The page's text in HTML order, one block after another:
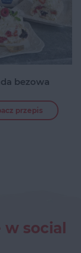
bezowa
przepis
social